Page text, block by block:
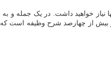
نیاز خواهید داشت. در یک جمله
از چهارصد شرح وظیفه است که